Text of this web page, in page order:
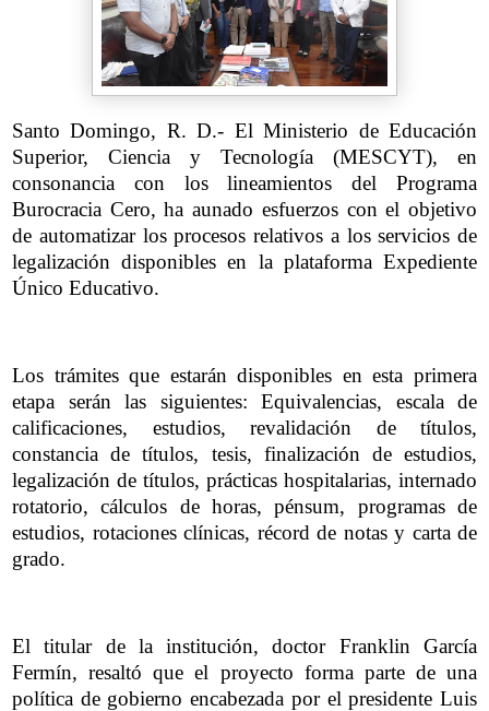
Santo Domingo, R. D.- El Ministerio de Educación
Superior, Ciencia y Tecnología (MESCYT), en
consonancia con los lineamientos del Programa
Burocracia Cero, ha aunado esfuerzos con el objetivo
de automatizar los procesos relativos a los servicios de
legalización disponibles en la plataforma Expediente
Único Educativo.
Los trámites que estarán disponibles en esta primera
etapa serán las siguientes: Equivalencias, escala de
calificaciones, estudios, revalidación de títulos,
constancia de títulos, tesis, finalización de estudios,
legalización de títulos, prácticas hospitalarias, internado
rotatorio, cálculos de horas, pénsum, programas de
estudios, rotaciones clínicas, récord de notas y carta de
grado.
El titular de la institución, doctor Franklin García
Fermín, resaltó que el proyecto forma parte de una
política de gobierno encabezada por el presidente Luis